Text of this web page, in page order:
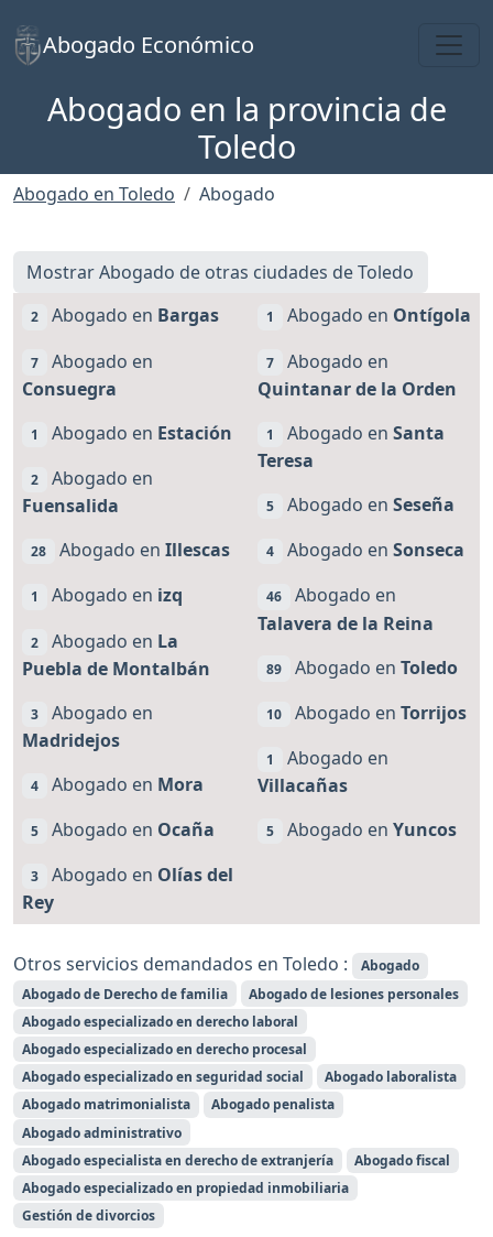
Abogado Económico
Abogado en la provincia de
Toledo
Abogado en Toledo Abogado
Mostrar Abogado de otras ciudades de Toledo
2 Abogado en Bargas
7
Abogado en
Consuegra
1 Abogado en Estación
2
Abogado en
Fuensalida
28 Abogado en Illescas
1 Abogado en izq
2 Abogado en La
Puebla de Montalbán
3
Abogado en
Madridejos
4 Abogado en Mora
5 Abogado en Ocaña
3 Abogado en Olías del
Rey
1 Abogado en Ontígola
7
Abogado en
Quintanar de la Orden
1 Abogado en Santa
Teresa
5 Abogado en Seseña
4 Abogado en Sonseca
46
Abogado en
Talavera de la Reina
89 Abogado en Toledo
10 Abogado en Torrijos
1
Abogado en
Villacañas
5 Abogado en Yuncos
Otros servicios demandados en Toledo :
Abogado
Abogado de Derecho de familia
Abogado de lesiones personales
Abogado especializado en derecho laboral
Abogado especializado en derecho procesal
Abogado especializado en seguridad social
Abogado laboralista
Abogado matrimonialista
Abogado penalista
Abogado administrativo
Abogado especialista en derecho de extranjería
Abogado fiscal
Abogado especializado en propiedad inmobiliaria
Gestión de divorcios